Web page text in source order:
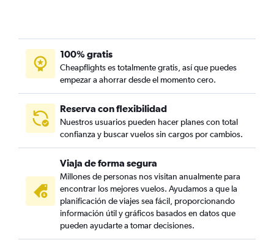
100% gratis
Cheapflights es totalmente gratis, así que puedes
empezar a ahorrar desde el momento cero.
Reserva con flexibilidad
Nuestros usuarios pueden hacer planes con total
confianza y buscar vuelos sin cargos por cambios.
Viaja de forma segura
Millones de personas nos visitan anualmente para
encontrar los mejores vuelos. Ayudamos a que la
planificación de viajes sea fácil, proporcionando
información útil y gráficos basados en datos que
pueden ayudarte a tomar decisiones.